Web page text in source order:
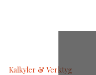
Kalkyler & Verktyg